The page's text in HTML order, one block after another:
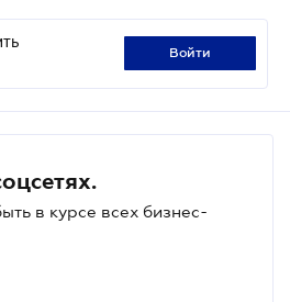
войти
в курсе всех бизнес-